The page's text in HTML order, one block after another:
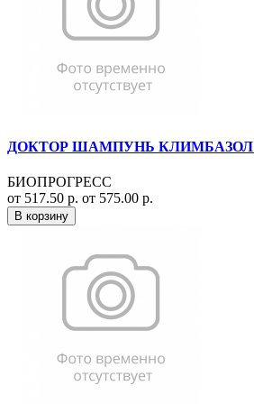
ДОКТОР ШАМПУНЬ КЛИМБАЗОЛ
БИОПРОГРЕСС
от 517.50 р. от 575.00 р.
В корзину